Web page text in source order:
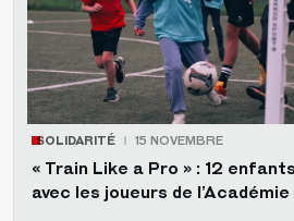
SOLIDARITÉ 15 NOVEMBRE
« Train Like a Pro » : 12
avec les joueurs de l’Académie